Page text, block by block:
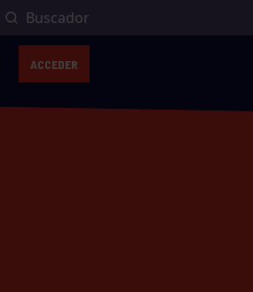
Buscador
ACCEDER